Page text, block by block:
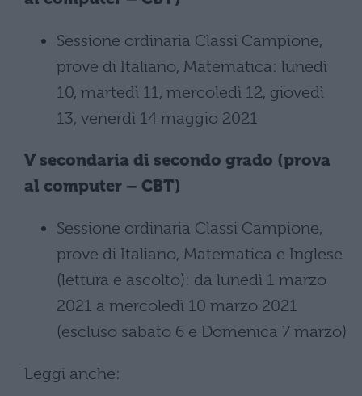
Sessione ordinaria Classi Campione,
prove di Italiano, Matematica: lunedì
10, martedì 11, mercoledì 12, giovedì
13, venerdì 14 maggio 2021
V secondaria di secondo grado (prova
al computer – CBT)
Sessione ordinaria Classi Campione,
prove di Italiano, Matematica e Inglese
(lettura e ascolto): da lunedì 1 marzo
2021 a mercoledì 10 marzo 2021
(escluso sabato 6 e Domenica 7 marzo)
Leggi anche: